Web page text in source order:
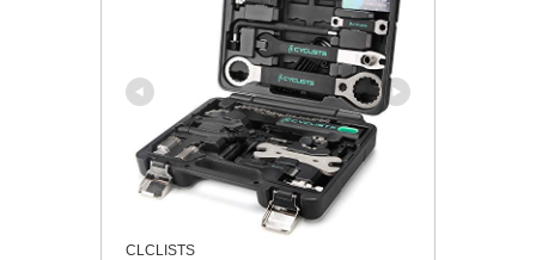
CLCLISTS